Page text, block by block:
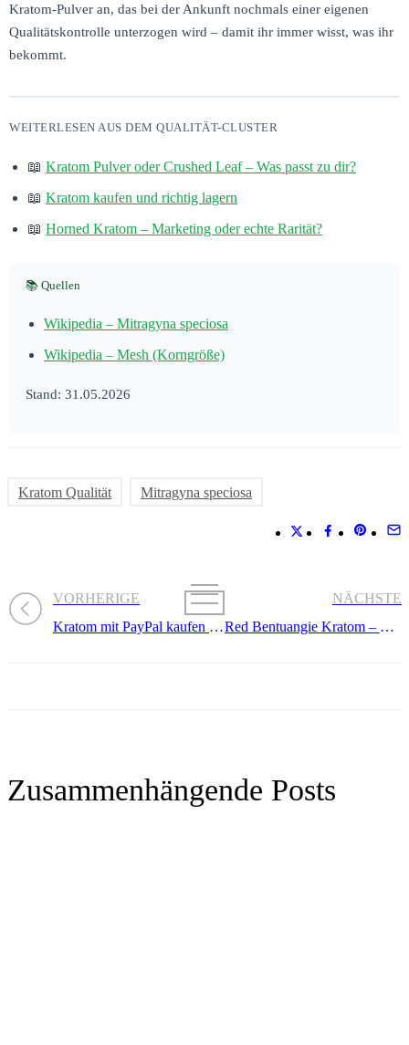
Kratom-Pulver an, das bei der Ankunft nochmals einer eigenen
Qualitätskontrolle unterzogen wird – damit ihr immer wisst, was ihr
bekommt.
WEITERLESEN AUS DEM QUALITÄT-CLUSTER
📖 Kratom Pulver oder Crushed Leaf – Was passt zu dir?
📖 Kratom kaufen und richtig lagern
📖 Horned Kratom – Marketing oder echte Rarität?
📚 Quellen
Wikipedia – Mitragyna speciosa
Wikipedia – Mesh (Korngröße)
Stand: 31.05.2026
Kratom Qualität Mitragyna speciosa
VORHERIGE
Kratom mit PayPal kaufen – So geht es
NÄCHSTE
Red Bentuangie Kratom – Was ist Red Bentuangie Kratom und welche Vorteile hat es?
Zusammenhängende Posts